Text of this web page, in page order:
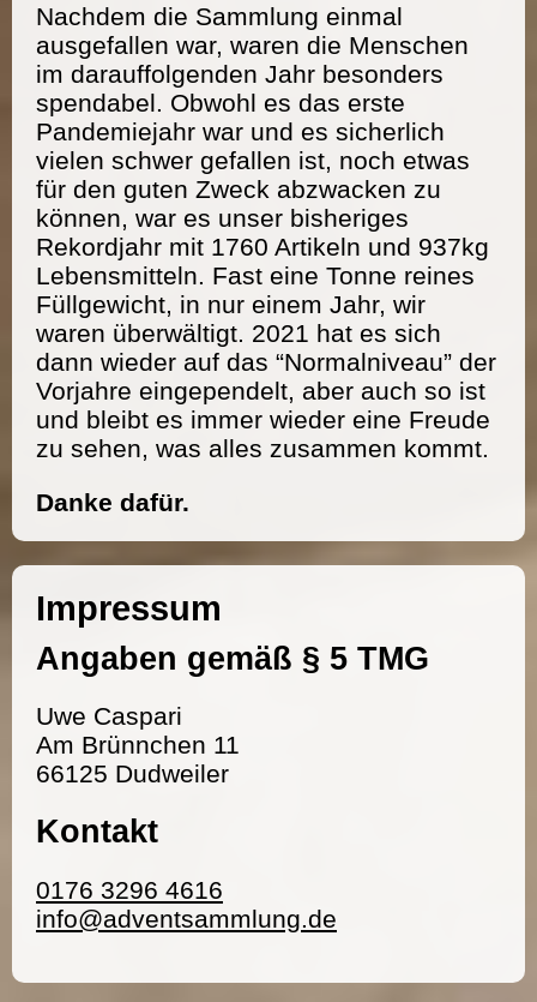
Nachdem die Sammlung einmal
ausgefallen war, waren die Menschen
im darauffolgenden Jahr besonders
spendabel. Obwohl es das erste
Pandemiejahr war und es sicherlich
vielen schwer gefallen ist, noch etwas
für den guten Zweck abzwacken zu
können, war es unser bisheriges
Rekordjahr mit 1760 Artikeln und 937kg
Lebensmitteln. Fast eine Tonne reines
Füllgewicht, in nur einem Jahr, wir
waren überwältigt. 2021 hat es sich
dann wieder auf das “Normalniveau” der
Vorjahre eingependelt, aber auch so ist
und bleibt es immer wieder eine Freude
zu sehen, was alles zusammen kommt.
Danke dafür.
Impressum
Angaben gemäß § 5 TMG
Uwe Caspari
Am Brünnchen 11
66125 Dudweiler
Kontakt
0176 3296 4616
info@adventsammlung.de